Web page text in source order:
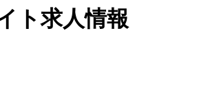
ト求人情報